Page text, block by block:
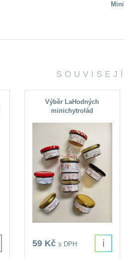
Výběr LaHodných
minichytrolád
59 Kč s DPH i